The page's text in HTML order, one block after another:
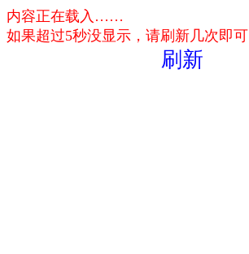
内容正在载入……
如果超过5秒没显示，请刷新几次即可
刷新